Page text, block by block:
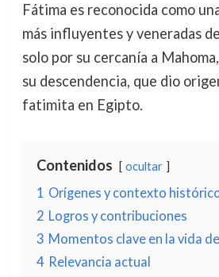
Fátima es reconocida como
más influyentes y veneradas
solo por su cercanía a
su descendencia, que dio
fatimita en Egipto.
Contenidos ocultar
1 Orígenes y contexto
2 Logros y contribuciones
3 Momentos clave en la vida
4 Relevancia actual